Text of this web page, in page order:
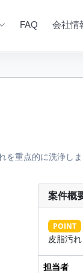
FAQ 会社情
重点的に洗浄しま
案件概
POINT
皮脂汚
担当者